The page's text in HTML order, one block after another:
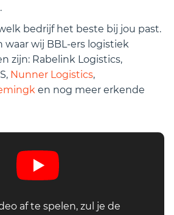
bedrijf het beste bij jou past.
waar wij BBL-ers logistiek
zijn: Rabelink Logistics,
Nunner Logistics,
en nog meer erkende
af te spelen, zul je de